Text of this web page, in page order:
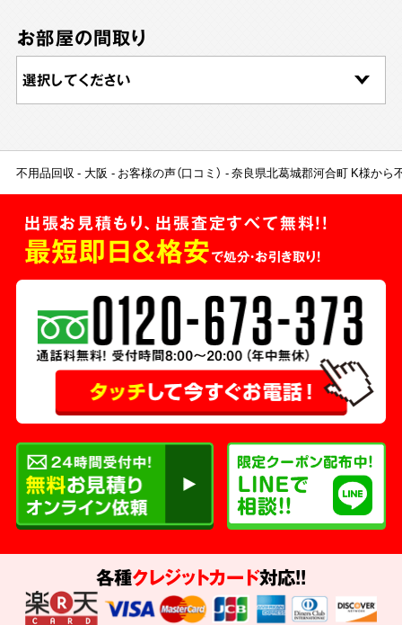
お部屋の間取り
不用品回収 大阪 お客様の声（口コミ） 奈良県北葛城郡河合町 K様から
出張お見積もり、出張査定すべて無料!!
最短即日＆格安で処分・お引き取り！
各種クレジットカード対応!!